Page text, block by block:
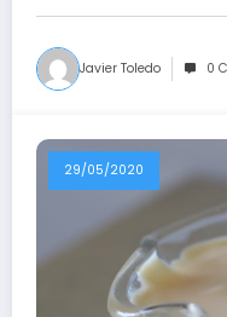
Javier Toledo 0
29/05/2020